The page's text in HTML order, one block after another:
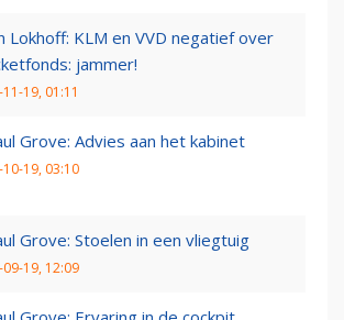
Lokhoff: KLM en VVD negatief over
jammer!
19, 01:11
Grove: Advies aan het kabinet
19, 03:10
Grove: Stoelen in een vliegtuig
19, 12:09